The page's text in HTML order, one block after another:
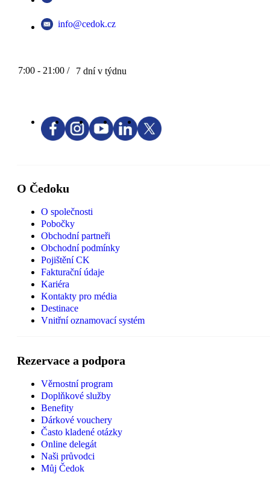
info@cedok.cz
7:00 - 21:00 / 7 dní v týdnu
O Čedoku
O společnosti
Pobočky
Obchodní partneři
Obchodní podmínky
Pojištění CK
Fakturační údaje
Kariéra
Kontakty pro média
Destinace
Vnitřní oznamovací systém
Rezervace a podpora
Věrnostní program
Doplňkové služby
Benefity
Dárkové vouchery
Často kladené otázky
Online delegát
Naši průvodci
Můj Čedok